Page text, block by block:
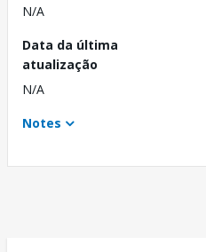
N/A
Data da última
atualização
N/A
Notes